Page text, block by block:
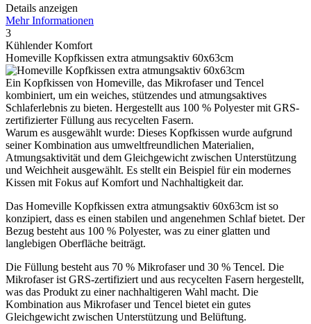
Details anzeigen
Mehr Informationen
3
Kühlender Komfort
Homeville Kopfkissen extra atmungsaktiv 60x63cm
Ein Kopfkissen von Homeville, das Mikrofaser und Tencel
kombiniert, um ein weiches, stützendes und atmungsaktives
Schlaferlebnis zu bieten. Hergestellt aus 100 % Polyester mit GRS-
zertifizierter Füllung aus recycelten Fasern.
Warum es ausgewählt wurde: Dieses Kopfkissen wurde aufgrund
seiner Kombination aus umweltfreundlichen Materialien,
Atmungsaktivität und dem Gleichgewicht zwischen Unterstützung
und Weichheit ausgewählt. Es stellt ein Beispiel für ein modernes
Kissen mit Fokus auf Komfort und Nachhaltigkeit dar.
Das Homeville Kopfkissen extra atmungsaktiv 60x63cm ist so
konzipiert, dass es einen stabilen und angenehmen Schlaf bietet. Der
Bezug besteht aus 100 % Polyester, was zu einer glatten und
langlebigen Oberfläche beiträgt.
Die Füllung besteht aus 70 % Mikrofaser und 30 % Tencel. Die
Mikrofaser ist GRS-zertifiziert und aus recycelten Fasern hergestellt,
was das Produkt zu einer nachhaltigeren Wahl macht. Die
Kombination aus Mikrofaser und Tencel bietet ein gutes
Gleichgewicht zwischen Unterstützung und Belüftung.